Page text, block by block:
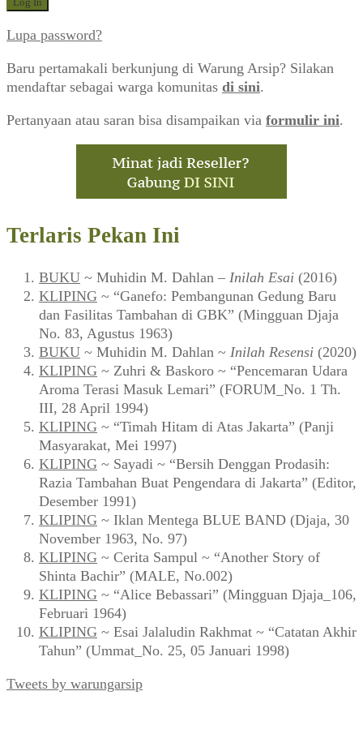
Lupa password?
Baru pertamakali berkunjung di Warung Arsip? Silakan
mendaftar sebagai warga komunitas di sini.
Pertanyaan atau saran bisa disampaikan via formulir ini.
Terlaris Pekan Ini
BUKU ~ Muhidin M. Dahlan – Inilah Esai (2016)
KLIPING ~ “Ganefo: Pembangunan Gedung Baru
dan Fasilitas Tambahan di GBK” (Mingguan Djaja
No. 83, Agustus 1963)
BUKU ~ Muhidin M. Dahlan ~ Inilah Resensi (2020)
KLIPING ~ Zuhri & Baskoro ~ “Pencemaran Udara
Aroma Terasi Masuk Lemari” (FORUM_No. 1 Th.
III, 28 April 1994)
KLIPING ~ “Timah Hitam di Atas Jakarta” (Panji
Masyarakat, Mei 1997)
KLIPING ~ Sayadi ~ “Bersih Denggan Prodasih:
Razia Tambahan Buat Pengendara di Jakarta” (Editor,
Desember 1991)
KLIPING ~ Iklan Mentega BLUE BAND (Djaja, 30
November 1963, No. 97)
KLIPING ~ Cerita Sampul ~ “Another Story of
Shinta Bachir” (MALE, No.002)
KLIPING ~ “Alice Bebassari” (Mingguan Djaja_106,
Februari 1964)
KLIPING ~ Esai Jalaludin Rakhmat ~ “Catatan Akhir
Tahun” (Ummat_No. 25, 05 Januari 1998)
Tweets by warungarsip